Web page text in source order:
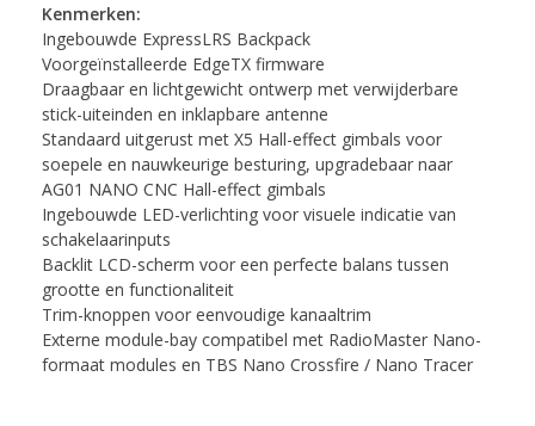
Kenmerken:
Ingebouwde ExpressLRS Backpack
Voorgeïnstalleerde EdgeTX firmware
Draagbaar en lichtgewicht ontwerp met verwijderbare
stick-uiteinden en inklapbare antenne
Standaard uitgerust met X5 Hall-effect gimbals voor
soepele en nauwkeurige besturing, upgradebaar naar
AG01 NANO CNC Hall-effect gimbals
Ingebouwde LED-verlichting voor visuele indicatie van
schakelaarinputs
Backlit LCD-scherm voor een perfecte balans tussen
grootte en functionaliteit
Trim-knoppen voor eenvoudige kanaaltrim
Externe module-bay compatibel met RadioMaster Nano-
formaat modules en TBS Nano Crossfire / Nano Tracer